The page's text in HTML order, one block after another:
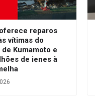
reparos
vítimas do
Kumamoto e
de ienes à